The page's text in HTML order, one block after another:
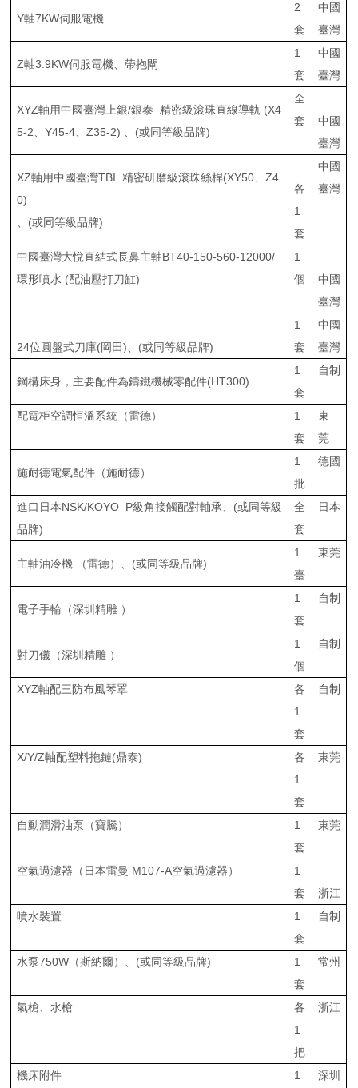
Y軸7KW伺服電機
2
套
中國
臺灣
Z軸3.9KW伺服電機、帶抱閘
1
套
中國
臺灣
XYZ軸用中國臺灣上銀/銀泰 精密級滾珠直線導軌 (X4
5-2、Y45-4、Z35-2) 、(或同等級品牌)
全
套
中國
臺灣
XZ軸用中國臺灣TBI 精密研磨級滾珠絲桿(XY50、Z4
0)
、(或同等級品牌)
各
1
套
中國
臺灣
中國臺灣大悅直結式長鼻主軸BT40-150-560-12000/
環形噴水 (配油壓打刀缸)
1
個
中國
臺灣
24位圓盤式刀庫(岡田)、(或同等級品牌)
1
套
中國
臺灣
鋼構床身，主要配件為鑄鐵機械零配件(HT300)
1
套
自制
配電柜空調恒溫系統（雷德）
1
套
東
莞
施耐德電氣配件（施耐德）
1
批
德國
進口日本NSK/KOYO P級角接觸配對軸承、(或同等級
品牌)
全
套
日本
主軸油冷機 （雷德）、(或同等級品牌)
1
臺
東莞
電子手輪（深圳精雕 ）
1
套
自制
對刀儀（深圳精雕 ）
1
個
自制
XYZ軸配三防布風琴罩
各
1
套
自制
X/Y/Z軸配塑料拖鏈(鼎泰)
各
1
套
東莞
自動潤滑油泵（寶騰）
1
套
東莞
空氣過濾器（日本雷曼 M107-A空氣過濾器）
1
套
浙江
噴水裝置
1
套
自制
水泵750W（斯納爾）、(或同等級品牌)
1
套
常州
氣槍、水槍
各
1
把
浙江
機床附件 1 深圳